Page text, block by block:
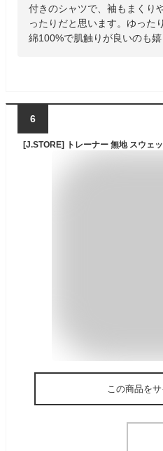
付きのシャツで、袖もまくり
ったりだと思います。ゆった
綿100%で肌触りが良いのも嬉
6
この商品を